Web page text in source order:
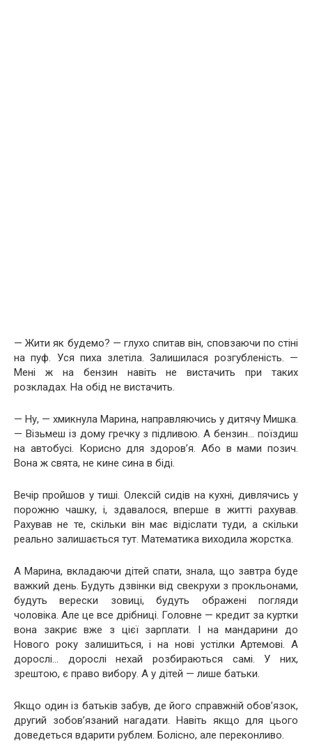
— Жити як будемо? — глухо спитав він, сповзаючи по стіні
на пуф. Уся пиха злетіла. Залишилася розгубленість. —
Мені ж на бензин навіть не вистачить при таких
розкладах. На обід не вистачить.
— Ну, — хмикнула Марина, направляючись у дитячу Мишка.
— Візьмеш із дому гречку з підливою. А бензин… поїздиш
на автобусі. Корисно для здоров’я. Або в мами позич.
Вона ж свята, не кине сина в біді.
Вечір пройшов у тиші. Олексій сидів на кухні, дивлячись у
порожню чашку, і, здавалося, вперше в житті рахував.
Рахував не те, скільки він має відіслати туди, а скільки
реально залишається тут. Математика виходила жорстка.
А Марина, вкладаючи дітей спати, знала, що завтра буде
важкий день. Будуть дзвінки від свекрухи з прокльонами,
будуть верески зовиці, будуть ображені погляди
чоловіка. Але це все дрібниці. Головне — кредит за куртки
вона закриє вже з цієї зарплати. І на мандарини до
Нового року залишиться, і на нові устілки Артемові. А
дорослі… дорослі нехай розбираються самі. У них,
зрештою, є право вибору. А у дітей — лише батьки.
Якщо один із батьків забув, де його справжній обов’язок,
другий зобов’язаний нагадати. Навіть якщо для цього
доведеться вдарити рублем. Болісно, але переконливо.